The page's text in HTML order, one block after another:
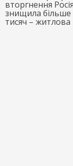
вторгнення
знищила більше
тисяч – житлова